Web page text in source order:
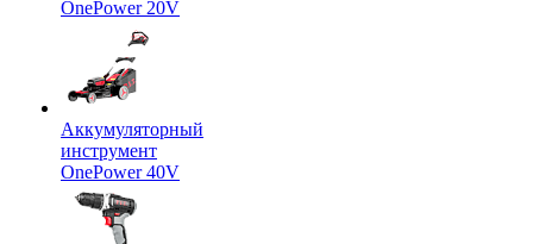
OnePower 20V
Аккумуляторный
инструмент
OnePower 40V